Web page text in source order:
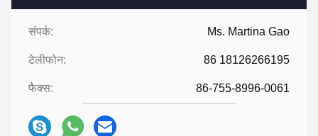
संपर्क: Ms. Martina Gao
टेलीफोन: 86 18126266195
फैक्स: 86-755-8996-0061